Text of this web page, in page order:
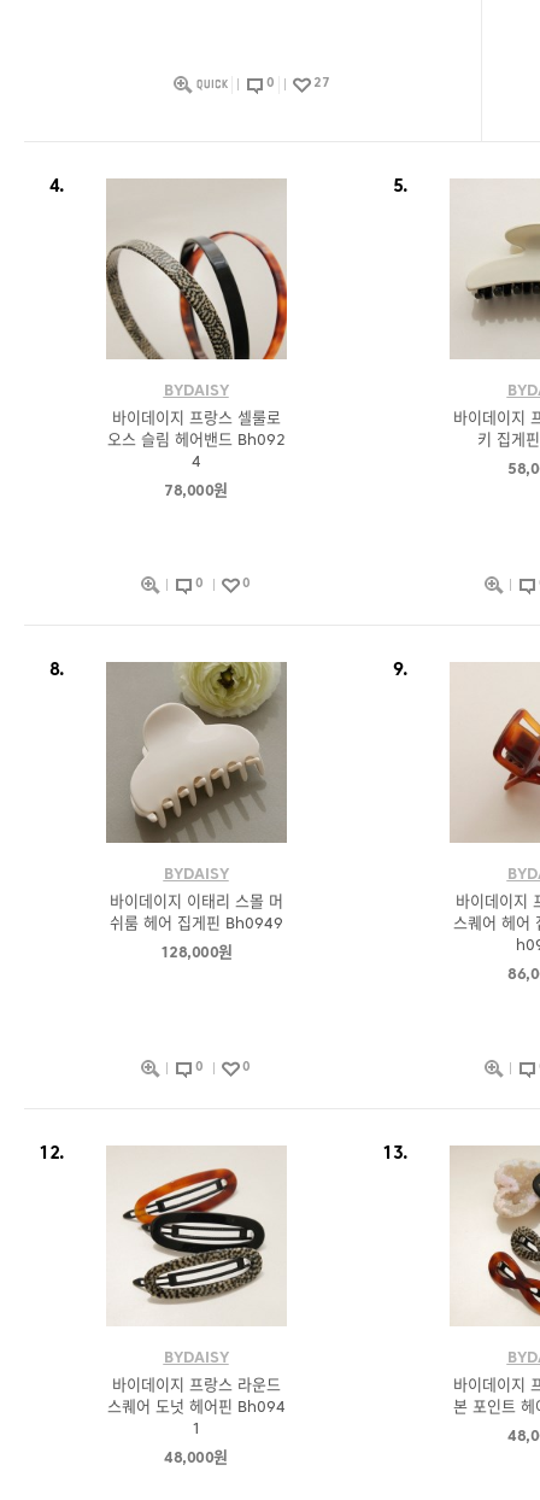
0 27
4.
BYDAISY
바이데이지 프랑스 셀룰로
오스 슬림 헤어밴드 Bh092
4
78,000원
0 0
5.
바이데이지
키 집게
8.
BYDAISY
바이데이지 이태리 스몰 머
쉬룸 헤어 집게핀 Bh0949
128,000원
0 0
9.
바이데이지
스퀘어 헤어
12.
BYDAISY
바이데이지 프랑스 라운드
스퀘어 도넛 헤어핀 Bh094
1
48,000원
13.
바이데이지
본 포인트